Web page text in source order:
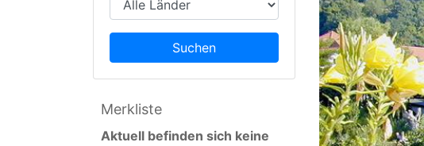
Suchen
Merkliste
Aktuell befinden sich keine